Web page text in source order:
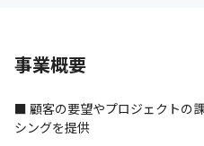
事業概要
■ 顧客の要望やプロジェクトの
シングを提供